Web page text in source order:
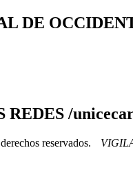
DE
REDES /
reservados.